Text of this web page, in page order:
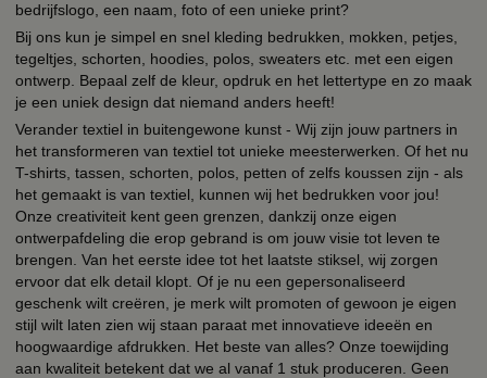
bedrijfslogo, een naam, foto of een unieke print?
Bij ons kun je simpel en snel kleding bedrukken, mokken, petjes,
tegeltjes, schorten, hoodies, polos, sweaters etc. met een eigen
ontwerp. Bepaal zelf de kleur, opdruk en het lettertype en zo maak
je een uniek design dat niemand anders heeft!
Verander textiel in buitengewone kunst - Wij zijn jouw partners in
het transformeren van textiel tot unieke meesterwerken. Of het nu
T-shirts, tassen, schorten, polos, petten of zelfs koussen zijn - als
het gemaakt is van textiel, kunnen wij het bedrukken voor jou!
Onze creativiteit kent geen grenzen, dankzij onze eigen
ontwerpafdeling die erop gebrand is om jouw visie tot leven te
brengen. Van het eerste idee tot het laatste stiksel, wij zorgen
ervoor dat elk detail klopt. Of je nu een gepersonaliseerd
geschenk wilt creëren, je merk wilt promoten of gewoon je eigen
stijl wilt laten zien wij staan paraat met innovatieve ideeën en
hoogwaardige afdrukken. Het beste van alles? Onze toewijding
aan kwaliteit betekent dat we al vanaf 1 stuk produceren. Geen